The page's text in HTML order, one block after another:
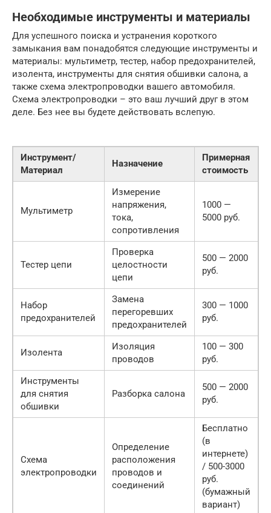
Необходимые инструменты и материалы
Для успешного поиска и устранения короткого
замыкания вам понадобятся следующие инструменты и
материалы: мультиметр, тестер, набор предохранителей,
изолента, инструменты для снятия обшивки салона, а
также схема электропроводки вашего автомобиля.
Схема электропроводки – это ваш лучший друг в этом
деле. Без нее вы будете действовать вслепую.
Инструмент/
Материал
Назначение
Примерная
стоимость
Мультиметр
Измерение
напряжения,
тока,
сопротивления
1000 —
5000 руб.
Тестер цепи
Проверка
целостности
цепи
500 — 2000
руб.
Набор
предохранителей
Замена
перегоревших
предохранителей
300 — 1000
руб.
Изолента
Изоляция
проводов
100 — 300
руб.
Инструменты
для снятия
обшивки
Разборка салона
500 — 2000
руб.
Схема
электропроводки
Определение
расположения
проводов и
соединений
Бесплатно
(в
интернете)
/ 500-3000
руб.
(бумажный
вариант)